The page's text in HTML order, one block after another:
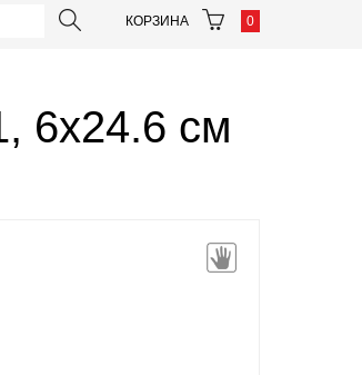
КОРЗИНА 0
6x24.6 см